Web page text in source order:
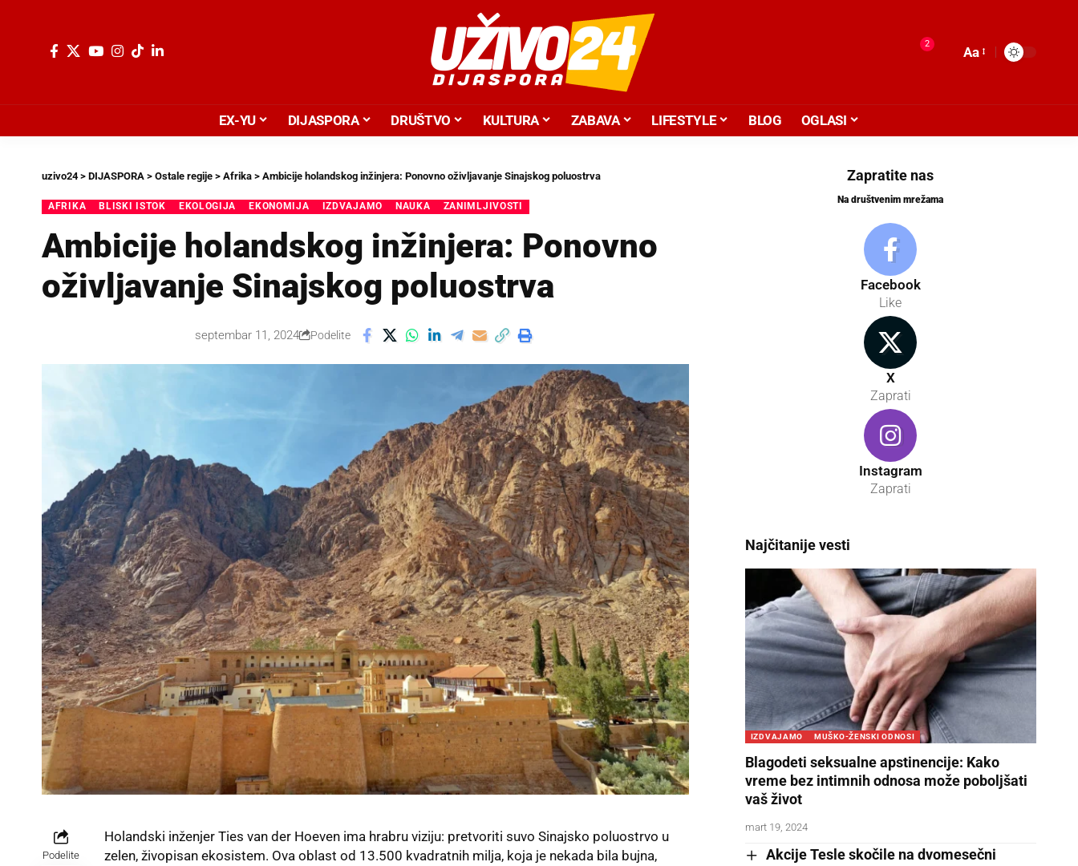
2
Aa
EX-YU DIJASPORA DRUŠTVO KULTURA ZABAVA LIFESTYLE BLOG OGLASI
uzivo24> DIJASPORA > Ostale regije > Afrika > Ambicije holandskog inžinjera: Ponovno oživljavanje Sinajskog poluostrva
AFRIKA BLISKI ISTOK EKOLOGIJA EKONOMIJA IZDVAJAMO NAUKA ZANIMLJIVOSTI
Ambicije holandskog inžinjera: Ponovno
oživljavanje Sinajskog poluostrva
septembar 11, 2024 Podelite
Podelite
Holandski inženjer Ties van der Hoeven ima hrabru viziju: pretvoriti suvo Sinajsko poluostrvo u
zelen, živopisan ekosistem. Ova oblast od 13.500 kvadratnih milja, koja je nekada bila bujna,
Zapratite nas
Na društvenim mrežama
Facebook
Like
X
Zaprati
Instagram
Zaprati
Najčitanije vesti
IZDVAJAMO MUŠKO-ŽENSKI ODNOSI
Blagodeti seksualne apstinencije: Kako
vreme bez intimnih odnosa može poboljšati
vaš život
mart 19, 2024
Akcije Tesle skočile na dvomesečni